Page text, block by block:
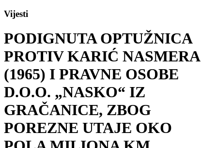
Vijesti
PODIGNUTA OPTUŽNICA
PROTIV KARIĆ NASMERA
(1965) I PRAVNE OSOBE
D.O.O. „NASKO“ IZ
GRAČANICE, ZBOG
POREZNE UTAJE OKO